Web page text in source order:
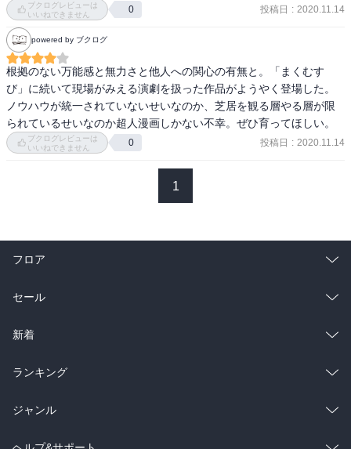
ブクログレビューは
いいねできません
0 投稿日 : 2020.11.14
powered by ブクログ
根拠のない万能感と無力さと他人への関心の有無と。「まくむす
び」に続いて現場がみえる演劇を扱った作品がようやく登場した。
ノウハウが統一されていないせいなのか、芝居を観る層やる層が限
られているせいなのか超人漫画しかない不幸。ぜひ育ってほしい。
ブクログレビューは
いいねできません
0 投稿日 : 2020.11.14
1
フロア
総合
ラノベ
雑誌・グラビア
BL・TL
セール
総合
ラノベ
雑誌・グラビア
BL・TL
新着
総合
ラノベ
雑誌・グラビア
ランキング
総合
ラノベ
ジャンル
コミック